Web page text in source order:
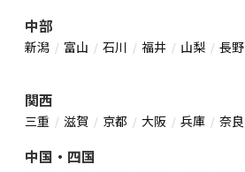
中部
新潟 富山 石川 福井 山梨 長野
関西
三重 滋賀 京都 大阪 兵庫 奈良
中国・四国